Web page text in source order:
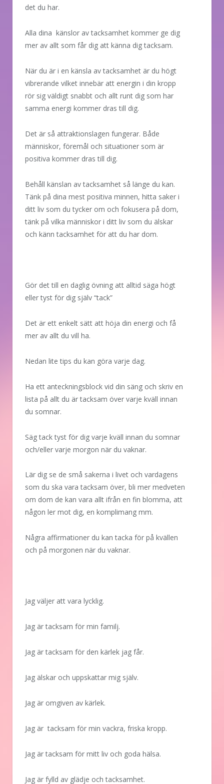
det du har.
Alla dina känslor av tacksamhet kommer ge dig
mer av allt som får dig att känna dig tacksam.
När du är i en känsla av tacksamhet är du högt
vibrerande vilket innebär att energin i din kropp
rör sig väldigt snabbt och allt runt dig som har
samma energi kommer dras till dig.
Det är så attraktionslagen fungerar. Både
människor, föremål och situationer som är
positiva kommer dras till dig.
Behåll känslan av tacksamhet så länge du kan.
Tänk på dina mest positiva minnen, hitta saker i
ditt liv som du tycker om och fokusera på dom,
tänk på vilka människor i ditt liv som du älskar
och känn tacksamhet för att du har dom.
Gör det till en daglig övning att alltid säga högt
eller tyst för dig själv “tack”
Det är ett enkelt sätt att höja din energi och få
mer av allt du vill ha.
Nedan lite tips du kan göra varje dag.
Ha ett anteckningsblock vid din säng och skriv en
lista på allt du är tacksam över varje kväll innan
du somnar.
Säg tack tyst för dig varje kväll innan du somnar
och/eller varje morgon när du vaknar.
Lär dig se de små sakerna i livet och vardagens
som du ska vara tacksam över, bli mer medveten
om dom de kan vara allt ifrån en fin blomma, att
någon ler mot dig, en komplimang mm.
Några affirmationer du kan tacka för på kvällen
och på morgonen när du vaknar.
Jag väljer att vara lycklig.
Jag är tacksam för min familj.
Jag är tacksam för den kärlek jag får.
Jag älskar och uppskattar mig själv.
Jag är omgiven av kärlek.
Jag är tacksam för min vackra, friska kropp.
Jag är tacksam för mitt liv och goda hälsa.
Jag är fylld av glädje och tacksamhet.